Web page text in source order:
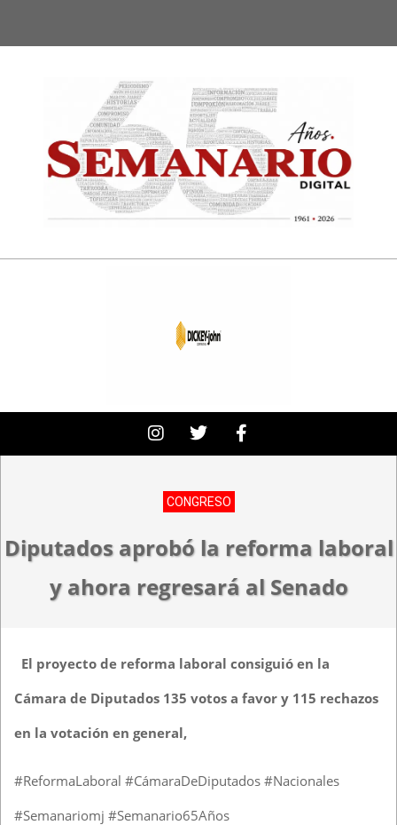
Digital
CONGRESO
Diputados aprobó la reforma laboral
y ahora regresará al Senado
El proyecto de reforma laboral consiguió en la
Cámara de Diputados 135 votos a favor y 115 rechazos
en la votación en general,
#ReformaLaboral #CámaraDeDiputados #Nacionales
#Semanariomj #Semanario65Años